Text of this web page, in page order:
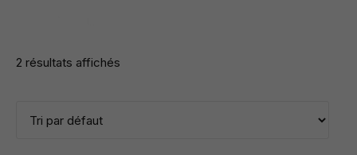
2 résultats affichés